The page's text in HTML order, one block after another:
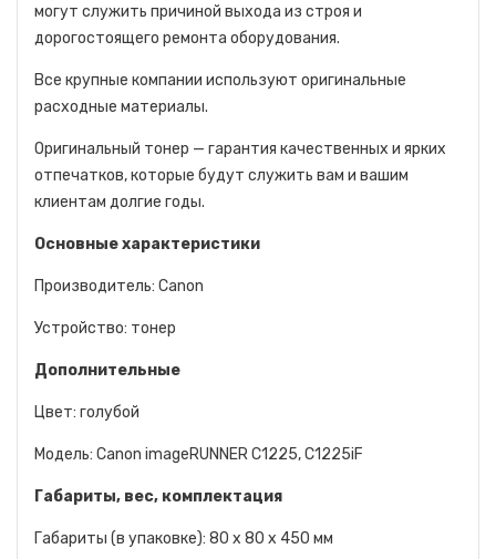
могут служить причиной выхода из строя и
дорогостоящего ремонта оборудования.
Все крупные компании используют оригинальные
расходные материалы.
Оригинальный тонер — гарантия качественных и ярких
отпечатков, которые будут служить вам и вашим
клиентам долгие годы.
Основные характеристики
Производитель: Canon
Устройство: тонер
Дополнительные
Цвет: голубой
Модель: Canon imageRUNNER C1225, C1225iF
Габариты, вес, комплектация
Габариты (в упаковке): 80 x 80 x 450 мм